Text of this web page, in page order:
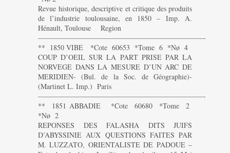
Revue historique, descriptive et critique des produits
de l’industrie toulousaine, en 1850 – Imp. A.
Hénault, Toulouse Region
———————————————————————-
** 1850 VIBE *Cote 60653 *Tome 6 *Nø 4
COUP D’OEIL SUR LA PART PRISE PAR LA
NORVEGE DANS LA MESURE D’UN ARC DE
MERIDIEN- (Bul. de la Soc. de Géographie)-
(Martinet L. Imp.) Paris
———————————————————————-
** 1851 ABBADIE *Cote 60680 *Tome 2
*Nø 2
REPONSES DES FALASHA DITS JUIFS
D’ABYSSINIE AUX QUESTIONS FAITES PAR
M. LUZZATO, ORIENTALISTE DE PADOUE –